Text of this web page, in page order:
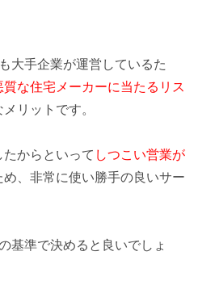
大手企業が運営しているた
な住宅メーカーに当たるリス
リットです。
からといって しつこい営業が
め、非常に使い勝手の良いサー
基準で決めると良いでしょ